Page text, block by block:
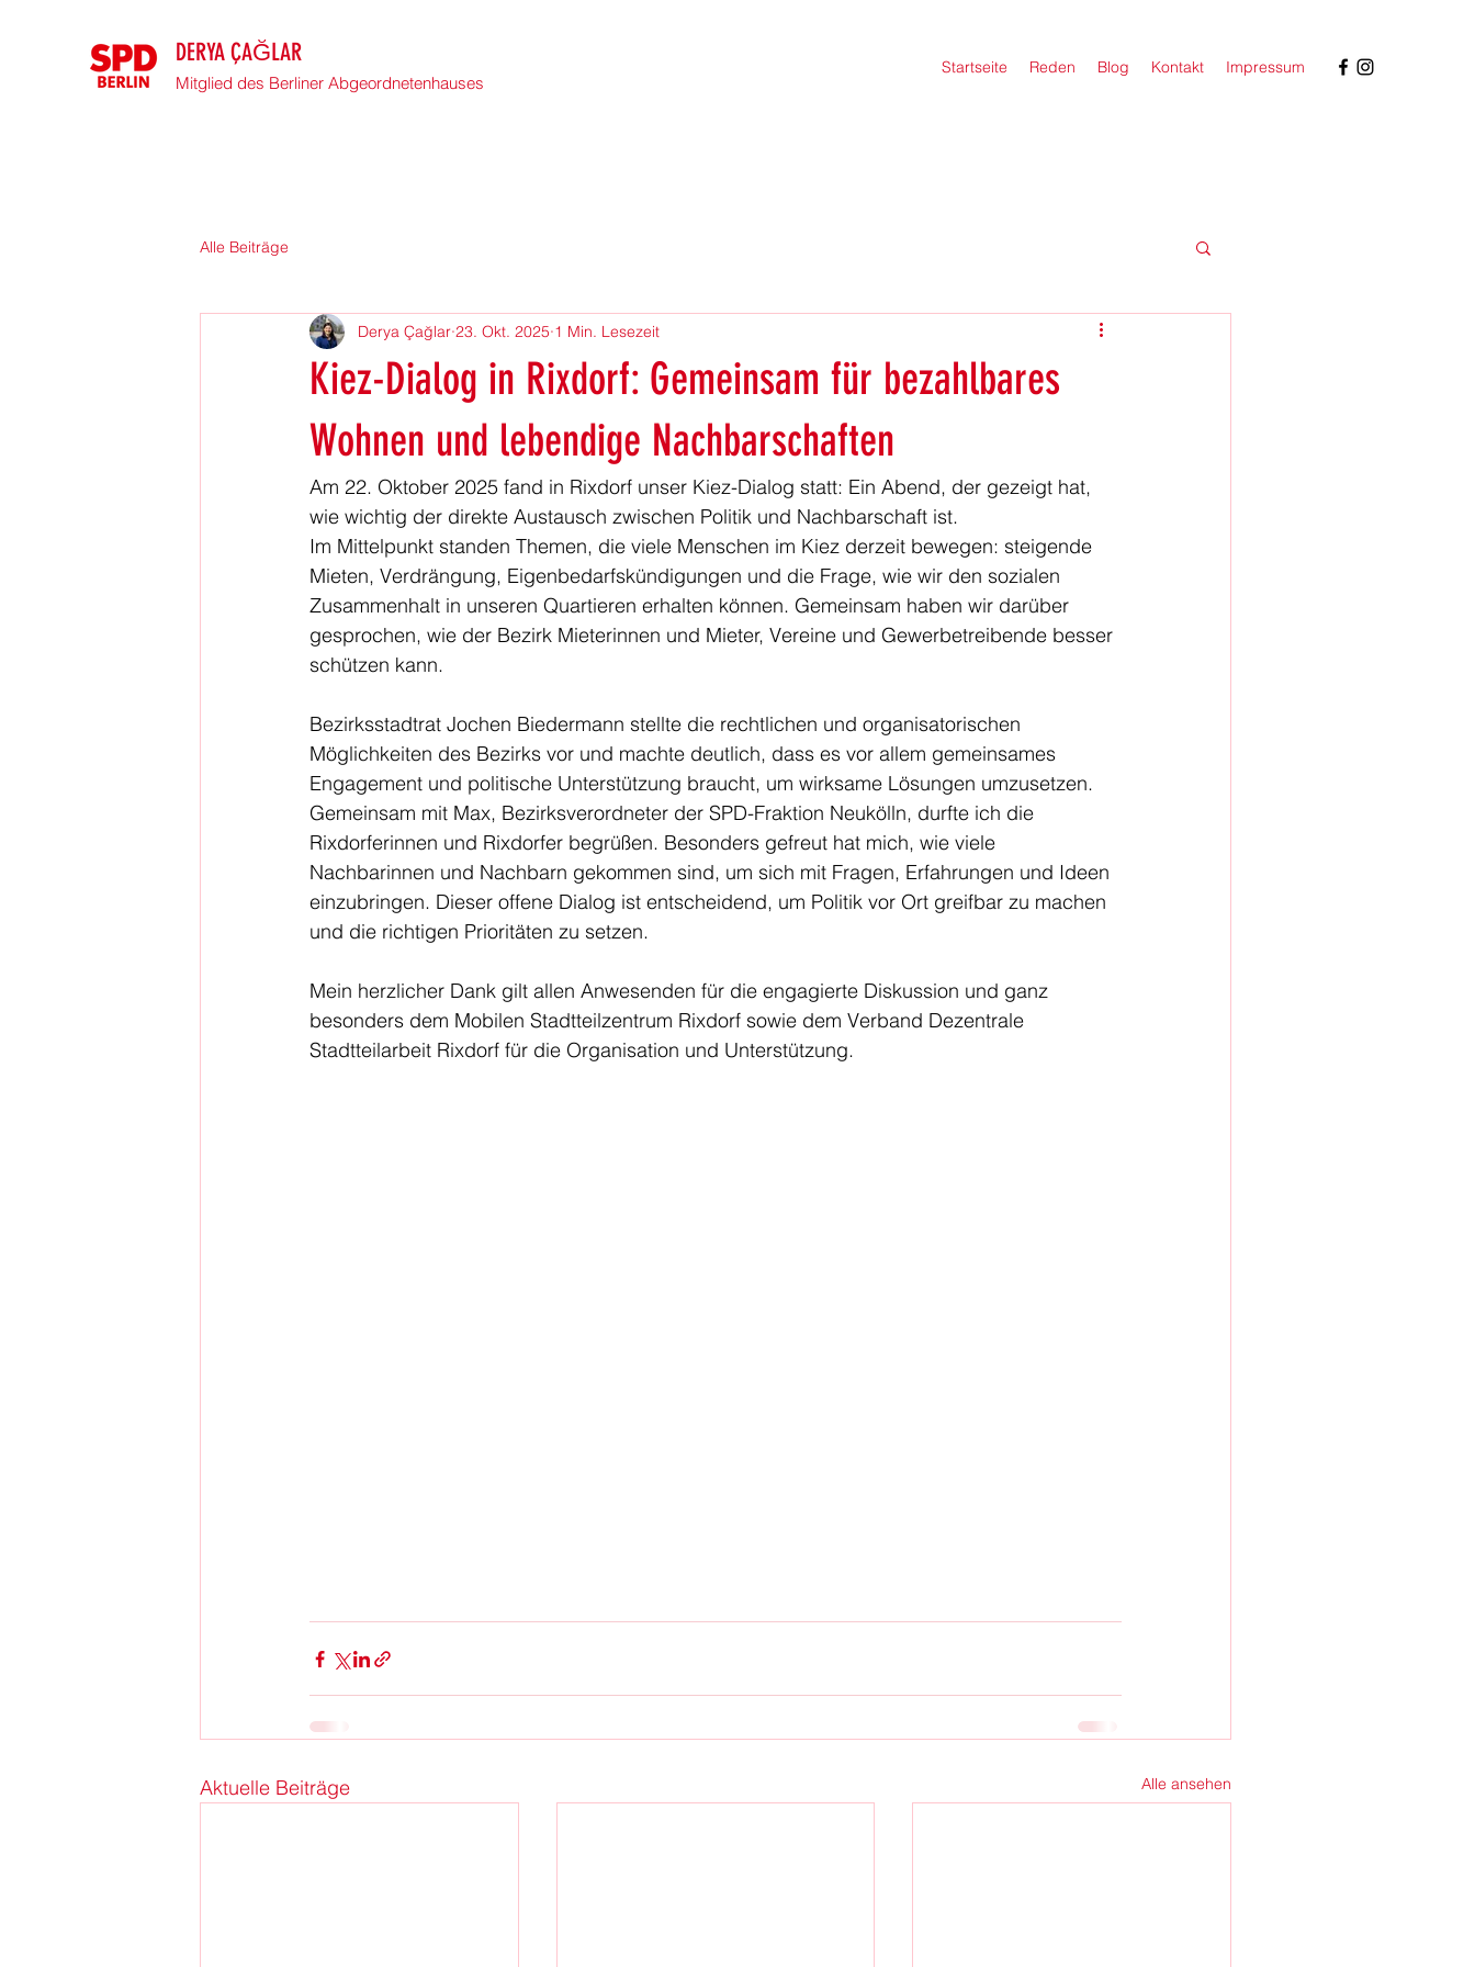
DERYA ÇAĞLAR
Mitglied des Berliner Abgeordnetenhauses
Startseite Reden Blog Kontakt Impressum
Alle Beiträge
Kiez-Dialog in Rixdorf: Gemeinsam für bezahlbares
Wohnen und lebendige Nachbarschaften
Derya Çağlar 23. Okt. 2025 1 Min. Lesezeit
Am 22. Oktober 2025 fand in Rixdorf unser Kiez-Dialog statt: Ein Abend, der gezeigt hat,
wie wichtig der direkte Austausch zwischen Politik und Nachbarschaft ist.
Im Mittelpunkt standen Themen, die viele Menschen im Kiez derzeit bewegen: steigende
Mieten, Verdrängung, Eigenbedarfskündigungen und die Frage, wie wir den sozialen
Zusammenhalt in unseren Quartieren erhalten können. Gemeinsam haben wir darüber
gesprochen, wie der Bezirk Mieterinnen und Mieter, Vereine und Gewerbetreibende besser
schützen kann.
Bezirksstadtrat Jochen Biedermann stellte die rechtlichen und organisatorischen
Möglichkeiten des Bezirks vor und machte deutlich, dass es vor allem gemeinsames
Engagement und politische Unterstützung braucht, um wirksame Lösungen umzusetzen.
Gemeinsam mit Max, Bezirksverordneter der SPD-Fraktion Neukölln, durfte ich die
Rixdorferinnen und Rixdorfer begrüßen. Besonders gefreut hat mich, wie viele
Nachbarinnen und Nachbarn gekommen sind, um sich mit Fragen, Erfahrungen und Ideen
einzubringen. Dieser offene Dialog ist entscheidend, um Politik vor Ort greifbar zu machen
und die richtigen Prioritäten zu setzen.
Mein herzlicher Dank gilt allen Anwesenden für die engagierte Diskussion und ganz
besonders dem Mobilen Stadtteilzentrum Rixdorf sowie dem Verband Dezentrale
Stadtteilarbeit Rixdorf für die Organisation und Unterstützung.
Aktuelle Beiträge Alle ansehen